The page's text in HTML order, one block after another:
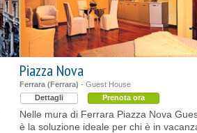
Piazza Nova
Ferrara (Ferrara) - Guest House
Dettagli
Prenota ora
Nelle mura di Ferrara Piazza Nova
è la soluzione ideale per chi è in